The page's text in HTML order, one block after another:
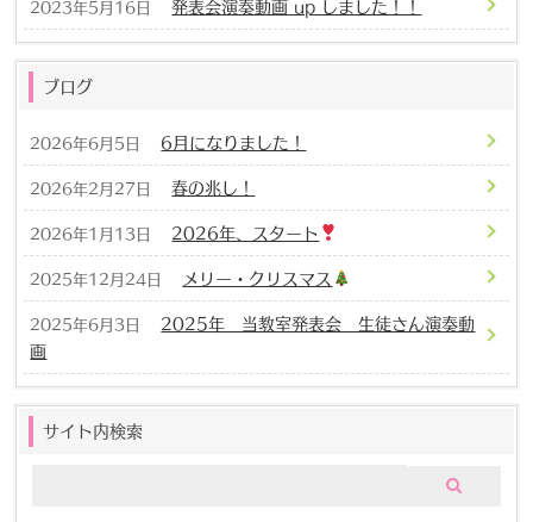
2023年5月16日 発表会演奏動画 up しました！！
ブログ
2026年6月5日 6月になりました！
2026年2月27日 春の兆し！
2026年1月13日 2026年、スタート
2025年12月24日 メリー・クリスマス
2025年6月3日
2025年 当教室発表会 生徒さん演奏動
画
サイト内検索